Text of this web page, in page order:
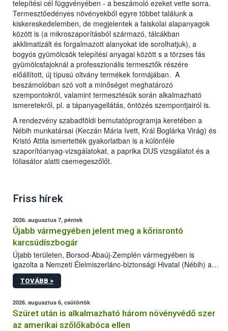
telepítési cél függvényében - a beszámoló ezeket vette sorra.
Termesztőedényes növényekből egyre többet találunk a
kiskereskedelemben, de megjelentek a faiskolai alapanyagok
között is (a mikroszaporításból származó, tálcákban
akklimatizált és forgalmazott alanyokat ide sorolhatjuk), a
bogyós gyümölcsök telepítési anyagai között s a törzses fás
gyümölcsfajoknál a professzionális termesztők részére
előállított, új típusú oltvány termékek formájában. A
beszámolóban szó volt a minőséget meghatározó
szempontokról, valamint termesztésük során alkalmazható
ismeretekről, pl. a tápanyagellátás, öntözés szempontjairól is.
A rendezvény szabadföldi bemutatóprogramja keretében a
Nébih munkatársai (Keczán Mária Ivett, Král Boglárka Virág) és
Kristó Attila ismertették gyakorlatban is a különféle
szaporítóanyag-vizsgálatokat, a paprika DUS vizsgálatot és a
fóliasátor alatti csemegeszőlőt.
Friss hírek
2026. augusztus 7, péntek
Újabb vármegyében jelent meg a kőrisrontó
karcsúdíszbogár
Újabb területen, Borsod-Abaúj-Zemplén vármegyében is
igazolta a Nemzeti Élelmiszerlánc-biztonsági Hivatal (Nébih) a
kőrisrontó karcsúdíszbogár (Agrilus planipennis) jelenlétét. A
kártevőt nem csak színcsapdában találták meg, de már fertőzött
az intenzív felderítést, emellett az intézkedéseket a szlovák
hatósággal is összehangolják a terjedés megállítása érdekében.
TOVÁBB >
2026. augusztus 6, csütörtök
Szüret után is alkalmazható három növényvédő szer
az amerikai szőlőkabóca ellen